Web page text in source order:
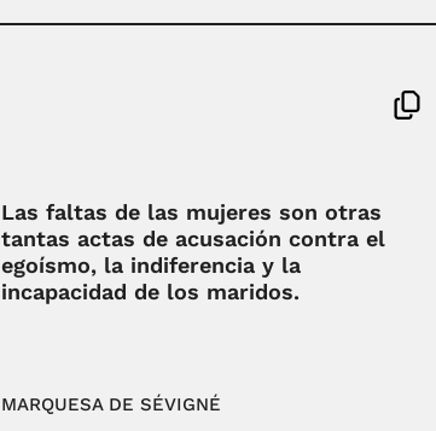
Las faltas de las mujeres son otras
tantas actas de acusación contra el
egoísmo, la indiferencia y la
incapacidad de los maridos.
MARQUESA DE SÉVIGNÉ